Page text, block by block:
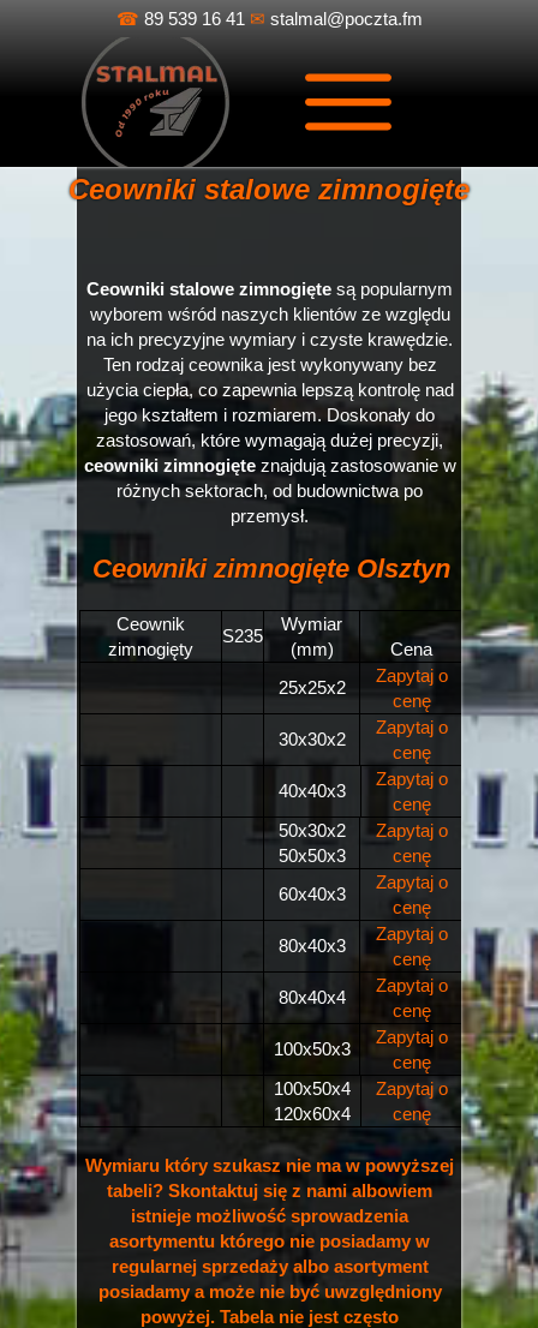
Ceowniki stalowe zimnogięte są popularnym
wyborem wśród naszych klientów ze względu
na ich precyzyjne wymiary i czyste krawędzie.
Ten rodzaj ceownika jest wykonywany bez
użycia ciepła, co zapewnia lepszą kontrolę nad
jego kształtem i rozmiarem. Doskonały do
zastosowań, które wymagają dużej precyzji,
ceowniki zimnogięteznajdują zastosowanie w
różnych sektorach, od budownictwa po
przemysł.
Ceowniki zimnogięte Olsztyn
Ceownik
zimnogięty
S235
Wymiar
(mm)
Cena
25x25x2
Zapytaj o
cenę
30x30x2
Zapytaj o
cenę
40x40x3
Zapytaj o
cenę
50x30x2
50x50x3
Zapytaj o
cenę
60x40x3
Zapytaj o
cenę
80x40x3
Zapytaj o
cenę
80x40x4
Zapytaj o
cenę
100x50x3
Zapytaj o
cenę
100x50x4
120x60x4
Zapytaj o
cenę
Wymiaru który szukasz nie ma w powyższej
tabeli? Skontaktuj się z nami albowiem
istnieje możliwość sprowadzenia
asortymentu którego nie posiadamy w
regularnej sprzedaży albo asortyment
posiadamy a może nie być uwzględniony
powyżej. Tabela nie jest często
Ceowniki stalowe zimnogięte
☎ 89 539 16 41 ✉ stalmal@poczta.fm